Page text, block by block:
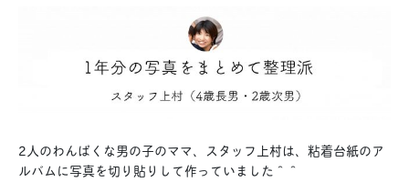
2人のわんぱくな男の子のママ、スタッフ上村は、粘着台紙のア
ルバムに写真を切り貼りして作っていました＾＾